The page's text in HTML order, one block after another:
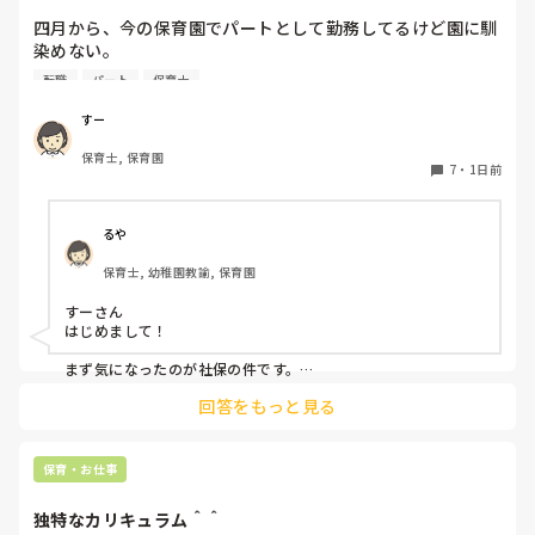
四月から、今の保育園でパートとして勤務してるけど園に馴
染めない。
前勤務してた園は8年続いたのに。。
なんでこんなに馴染めないんだろう。。
先生達はいい人達だと思う。
いし、気になる。気にしないようにしてる。
休憩中とか話の輪に入って話す時もあれば、話したくない
時、不慣れからか、人見知りで、喋れない時がある。みんな
でワイワイ話してすごいなって思う。
会社内の働き方改革か、来年から、扶養内は106万だけにな
るらしい。社保に入るなら週5にしなきゃいけないみた
い。。。今の自分は、まだそんなに働けない。。
子どもはかわいいけど、毎日体痛いし、疲れました。
他の職場を探そうかな。甘えでしょうか？
転職 パート 保育士
すー
保育士, 保育園
7 ・ 1日前
るや
保育士, 幼稚園教諭, 保育園
すーさん
はじめまして！
まず気になったのが社保の件です。
せば加入対象となります。
企業規模要件の段階的撤廃：現行の「従業員数51人以上」の要
的に全企業（1人以上）へ拡大されます。
回答をもっと見る
保育・お仕事
独特なカリキュラム＾＾